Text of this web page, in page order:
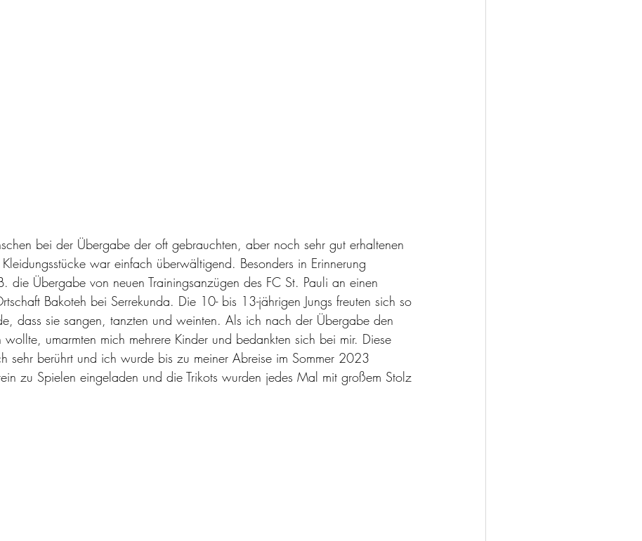
bei der Übergabe der oft gebrauchten, aber noch sehr gut erhaltenen
war einfach überwältigend. Besonders in Erinnerung
die Übergabe von neuen Trainingsanzügen des FC St. Pauli an einen
Bakoteh bei Serrekunda. Die 10- bis 13-jährigen Jungs freuten sich so
dass sie sangen, tanzten und weinten. Als ich nach der Übergabe den
wollte, umarmten mich mehrere Kinder und bedankten sich bei mir. Diese
sehr berührt und ich wurde bis zu meiner Abreise im Sommer 2023
zu Spielen eingeladen und die Trikots wurden jedes Mal mit großem Stolz